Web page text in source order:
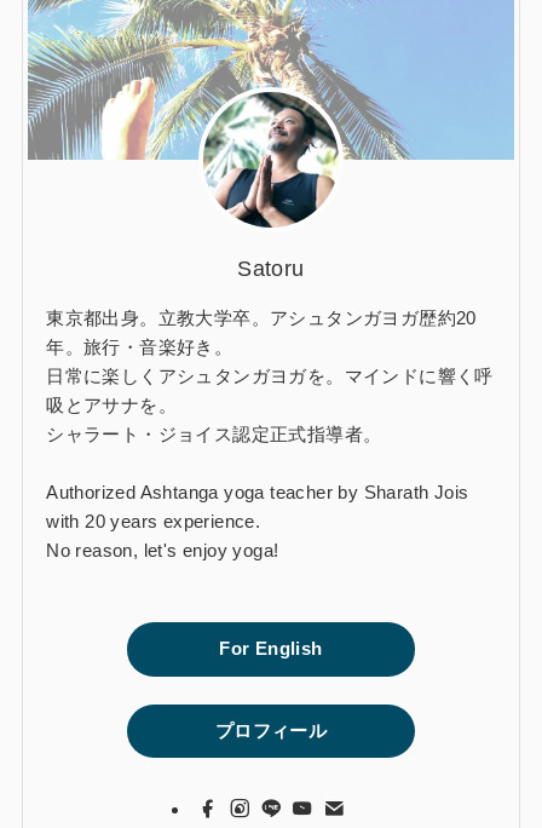
Satoru
東京都出身。立教大学卒。アシュタンガヨガ歴約20
年。旅行・音楽好き。
日常に楽しくアシュタンガヨガを。マインドに響く呼
吸とアサナを。
シャラート・ジョイス認定正式指導者。
Authorized Ashtanga yoga teacher by Sharath Jois
with 20 years experience.
No reason, let's enjoy yoga!
For English
プロフィール